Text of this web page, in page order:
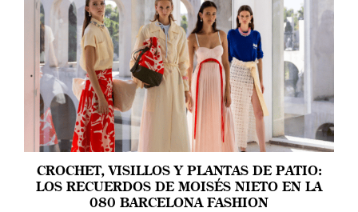
CROCHET, VISILLOS Y PLANTAS DE PATIO:
LOS RECUERDOS DE MOISÉS NIETO EN LA
080 BARCELONA FASHION